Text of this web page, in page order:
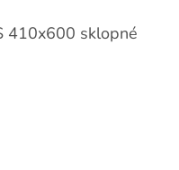
410x600 sklopné
5 hviezdičiek.